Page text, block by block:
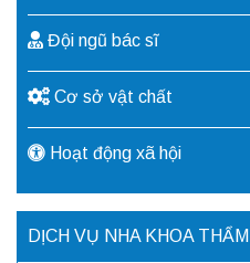
Đội ngũ bác sĩ
Cơ sở vật chất
Hoạt động xã hội
DỊCH VỤ NHA KHOA